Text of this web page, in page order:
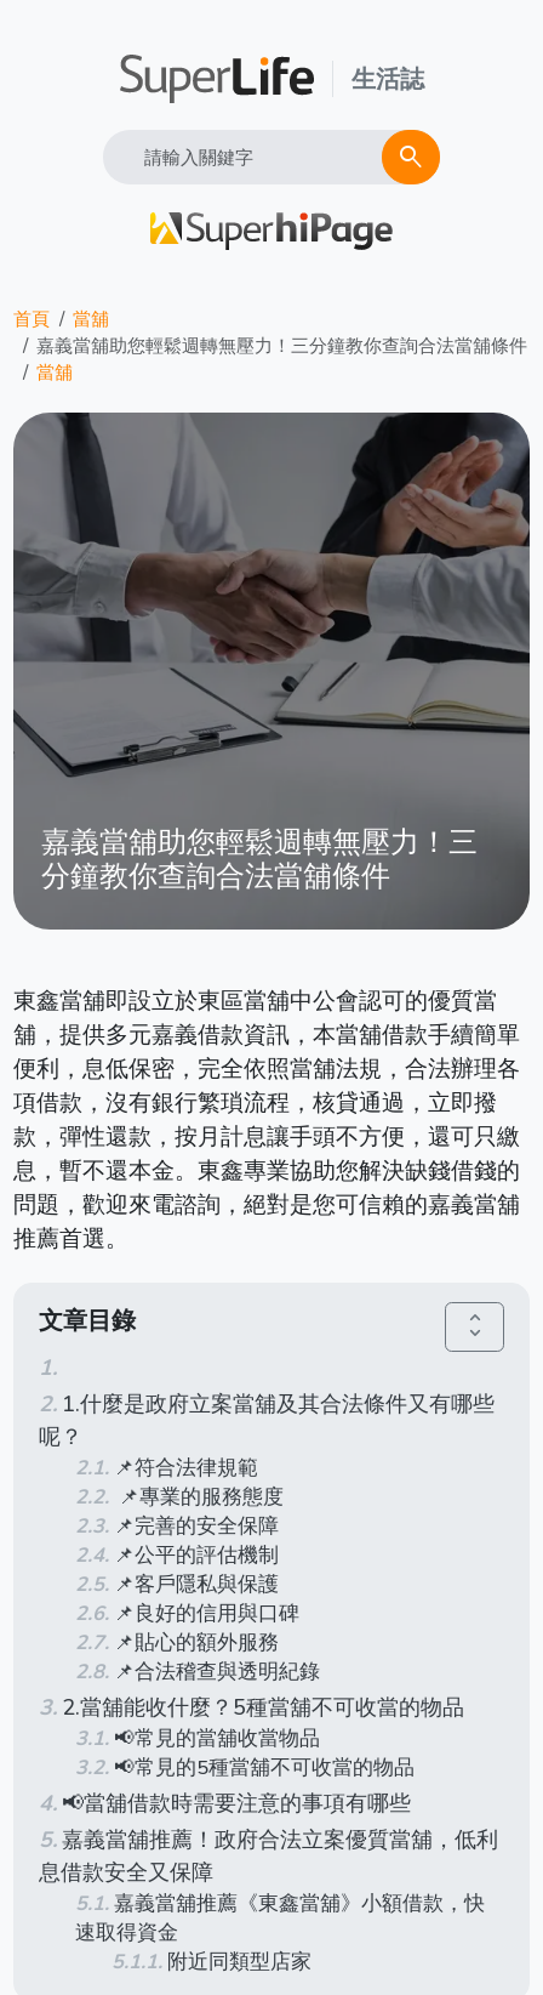
生活誌
Search search
首頁
當舖
嘉義當舖助您輕鬆週轉無壓力！三分鐘教你查詢合法當舖條件
當舖
嘉義當舖助您輕鬆週轉無壓力！三
分鐘教你查詢合法當舖條件
東鑫當舖即設立於東區當舖中公會認可的優質當
舖，提供多元嘉義借款資訊，本當舖借款手續簡單
便利，息低保密，完全依照當舖法規，合法辦理各
項借款，沒有銀行繁瑣流程，核貸通過，立即撥
款，彈性還款，按月計息讓手頭不方便，還可只繳
息，暫不還本金。東鑫專業協助您解決缺錢借錢的
問題，歡迎來電諮詢，絕對是您可信賴的嘉義當舖
推薦首選。
文章目錄 unfold_more
1.什麼是政府立案當舖及其合法條件又有哪些
呢？
📌符合法律規範
📌專業的服務態度
📌完善的安全保障
📌公平的評估機制
📌客戶隱私與保護
📌良好的信用與口碑
📌貼心的額外服務
📌合法稽查與透明紀錄
2.當舖能收什麼？5種當舖不可收當的物品
📢常見的當舖收當物品
📢常見的5種當舖不可收當的物品
📢當舖借款時需要注意的事項有哪些
嘉義當舖推薦！政府合法立案優質當舖，低利
息借款安全又保障
嘉義當舖推薦《東鑫當舖》小額借款，快
速取得資金
附近同類型店家